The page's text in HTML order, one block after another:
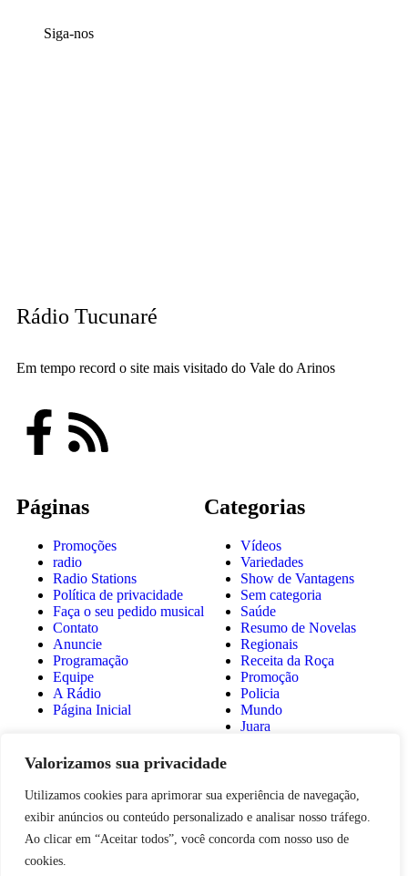
Valorizamos sua privacidade
Utilizamos cookies para aprimorar sua experiência de navegação,
exibir anúncios ou conteúdo personalizado e analisar nosso tráfego.
Ao clicar em “Aceitar todos”, você concorda com nosso uso de
cookies.
Siga-nos
Rádio Tucunaré
Em tempo record o site mais visitado do Vale do Arinos
Páginas
Promoções
radio
Radio Stations
Política de privacidade
Faça o seu pedido musical
Contato
Anuncie
Programação
Equipe
A Rádio
Página Inicial
Categorias
Vídeos
Variedades
Show de Vantagens
Sem categoria
Saúde
Resumo de Novelas
Regionais
Receita da Roça
Promoção
Policia
Mundo
Juara
Eleições 2024
Destaque
COVID 19